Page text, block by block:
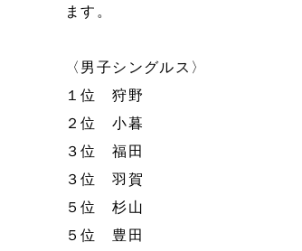
ます。
〈男子シングルス〉
１位 狩野
２位 小暮
３位 福田
３位 羽賀
５位 杉山
５位 豊田